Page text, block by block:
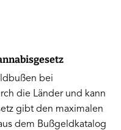
bei
die Länder und kann
gibt den maximalen
dem Bußgeldkatalog